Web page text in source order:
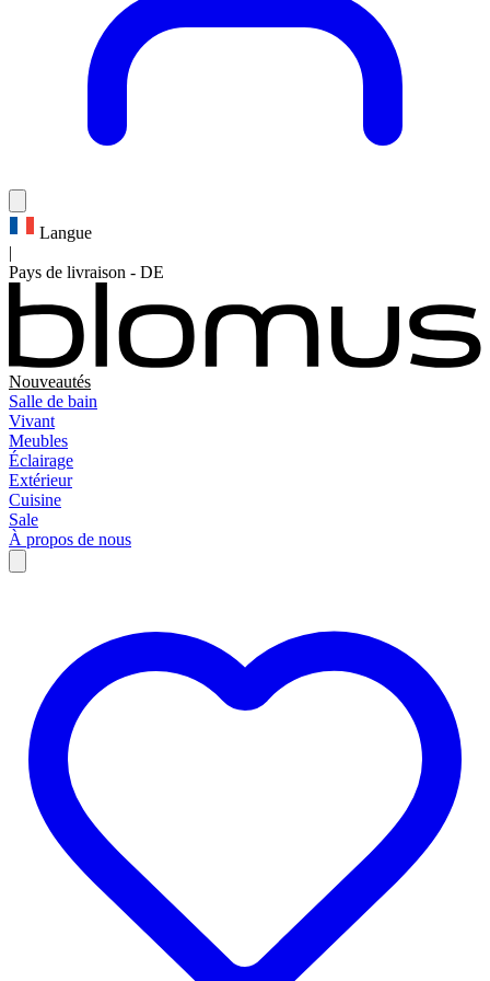
Langue
|
Pays de livraison - DE
Nouveautés
Salle de bain
Vivant
Meubles
Éclairage
Extérieur
Cuisine
Sale
À propos de nous